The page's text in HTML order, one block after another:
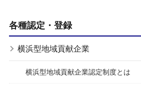
各種認定・登録
横浜型地域貢献企業
横浜型地域貢献企業認定制度とは